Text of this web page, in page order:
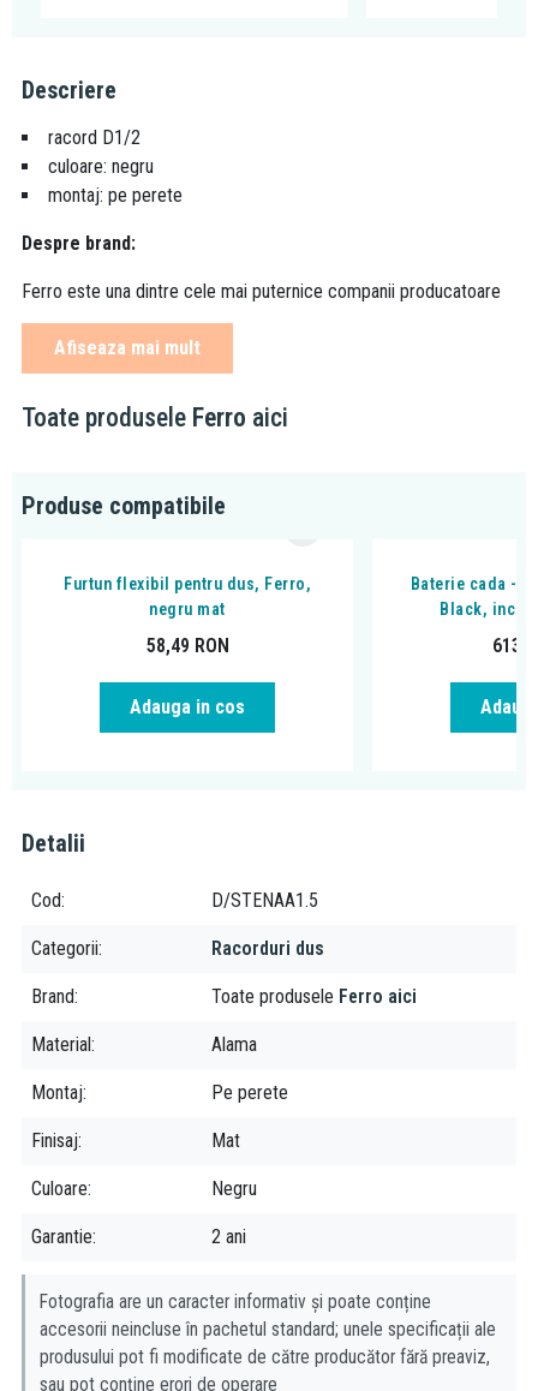
Descriere
racord D1/2
culoare: negru
montaj: pe perete
Despre brand:
Ferro este una dintre cele mai puternice companii producatoare
de accesorii tehnico-sanitare, armaturi si sisteme de incalzire din
sud-estul Europei. Fiind prezenta pe piata de mai bine de 20 de
ani, grupul Ferro isi asigura locul prin faptul ca produsele lor
vizeaza o calitate excelenta, la preturi accesibile tuturor.
Afiseaza mai mult
Toate produsele Ferro aici
Produse compatibile
Furtun flexibil pentru dus, Ferro,
negru mat
58,49 RON
Adauga in cos
Baterie cada -
Black,
Detalii
Cod D/STENAA1.5
Categorii Racorduri dus
Brand Toate produsele Ferro aici
Material Alama
Montaj Pe perete
Finisaj Mat
Culoare Negru
Garantie 2 ani
Fotografia are un caracter informativ și poate conține
accesorii neincluse în pachetul standard; unele specificații ale
produsului pot fi modificate de către producător fără preaviz,
sau pot conține erori de operare